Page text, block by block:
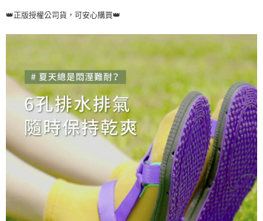
👑正版授權公司貨，可安心購買👑